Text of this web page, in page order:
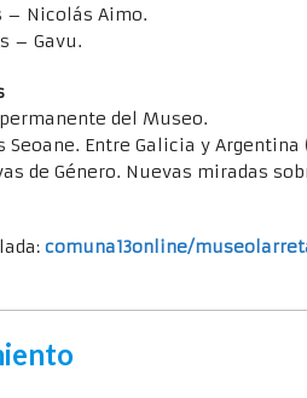
– Nicolás Aimo.
– Gavu.
del Museo.
Entre Galicia y
de Género. Nuevas miradas
comuna13online/